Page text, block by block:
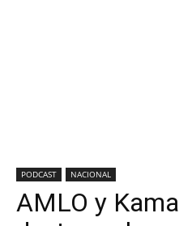
PODCAST NACIONAL
AMLO y